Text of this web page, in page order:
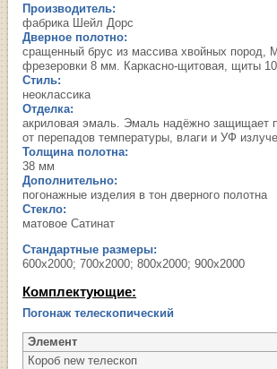
Производитель:
фабрика Шейл Дорс
Дверное полотно:
сращенный брус из массива хвойных пород,
фрезеровки 8 мм. Каркасно-щитовая, щиты
Стиль:
неоклассика
Отделка:
акриловая эмаль. Эмаль надёжно защищает
от перепадов температуры, влаги и УФ
Толщина полотна:
38 мм
Дополнительно:
погонажные изделия в тон дверного полотна
Стекло:
матовое Сатинат
Стандартные размеры:
600х2000; 700х2000; 800х2000; 900х2000
Комплектующие:
Погонаж телескопический
Элемент
Короб new телескоп